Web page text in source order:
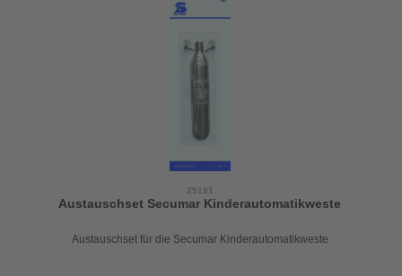
25181
Austauschset Secumar Kinderautomatikweste
Austauschset für die Secumar Kinderautomatikweste